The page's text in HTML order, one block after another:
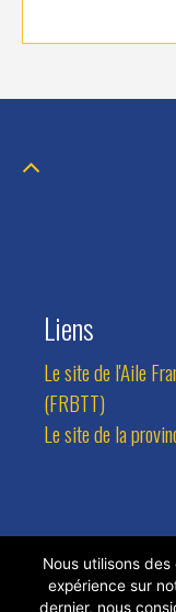
Liens
Le site de l'Aile
(FRBTT)
Le site de la
Contact
Nous utilisons
expérience sur
dernier, nous